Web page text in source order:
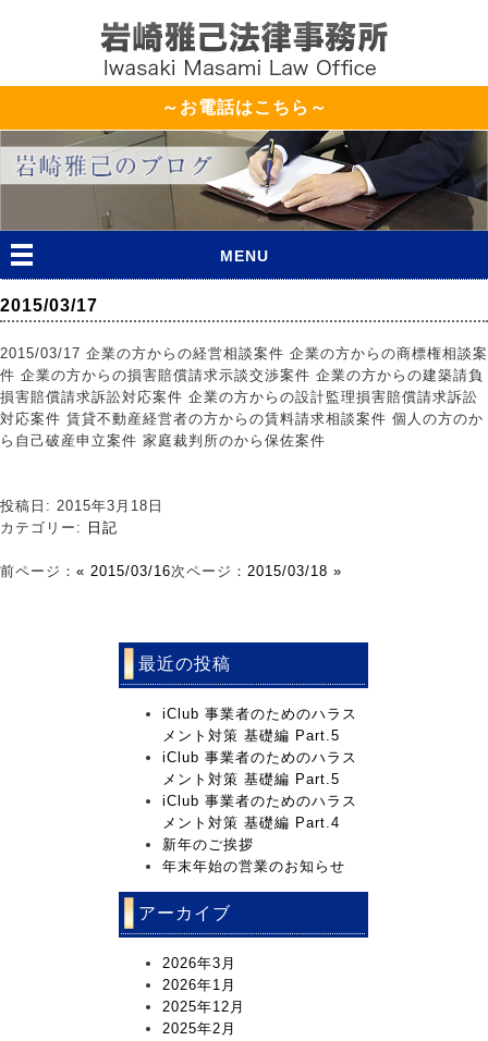
～お電話はこちら～
MENU
2015/03/17
2015/03/17 企業の方からの経営相談案件 企業の方からの商標権相談案
件 企業の方からの損害賠償請求示談交渉案件 企業の方からの建築請負
損害賠償請求訴訟対応案件 企業の方からの設計監理損害賠償請求訴訟
対応案件 賃貸不動産経営者の方からの賃料請求相談案件 個人の方のか
ら自己破産申立案件 家庭裁判所のから保佐案件
投稿日: 2015年3月18日
カテゴリー: 日記
前ページ： « 2015/03/16次ページ： 2015/03/18 »
最近の投稿
iClub 事業者のためのハラス
メント対策 基礎編 Part.5
iClub 事業者のためのハラス
メント対策 基礎編 Part.5
iClub 事業者のためのハラス
メント対策 基礎編 Part.4
新年のご挨拶
年末年始の営業のお知らせ
アーカイブ
2026年3月
2026年1月
2025年12月
2025年2月